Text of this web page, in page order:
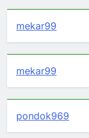
mekar99
mekar99
pondok969